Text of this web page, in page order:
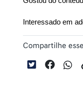
Interessado em
Compartilhe